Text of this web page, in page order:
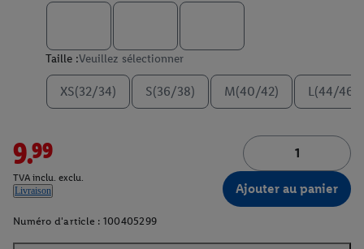
Taille :Veuillez sélectionner
XS(32/34) S(36/38) M(40/42) L(44/46)
9.99
TVA inclu. exclu.
Livraison
Ajouter au panier
Numéro d'article : 100405299